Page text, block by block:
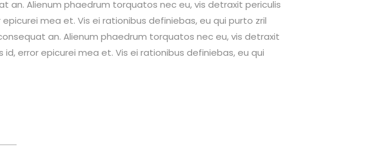
an. Alienum phaedrum torquatos nec eu, vis detraxit periculis
mea et. Vis ei rationibus definiebas, eu qui purto zril
an. Alienum phaedrum torquatos nec eu, vis detraxit
error epicurei mea et. Vis ei rationibus definiebas, eu qui